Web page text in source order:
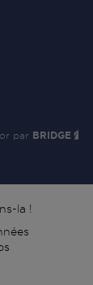
par BRIDGE
la !